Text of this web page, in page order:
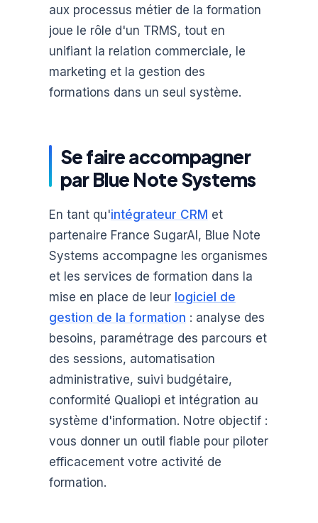
aux processus métier de la formation
joue le rôle d'un TRMS, tout en
unifiant la relation commerciale, le
marketing et la gestion des
formations dans un seul système.
Se faire accompagner
par Blue Note Systems
En tant qu'intégrateur CRM et
partenaire France SugarAI, Blue Note
Systems accompagne les organismes
et les services de formation dans la
mise en place de leur logiciel de
gestion de la formation : analyse des
besoins, paramétrage des parcours et
des sessions, automatisation
administrative, suivi budgétaire,
conformité Qualiopi et intégration au
système d'information. Notre objectif :
vous donner un outil fiable pour piloter
efficacement votre activité de
formation.